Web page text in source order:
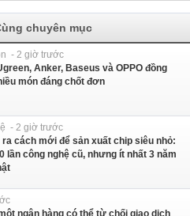
chuyên mục
- 2 giờ trước
Anker, Baseus và OPPO đồng
món đáng chốt đơn
- 2 giờ trước
cách mới để sản xuất chip siêu nhỏ:
lần công nghệ cũ, nhưng ít nhất 3 năm